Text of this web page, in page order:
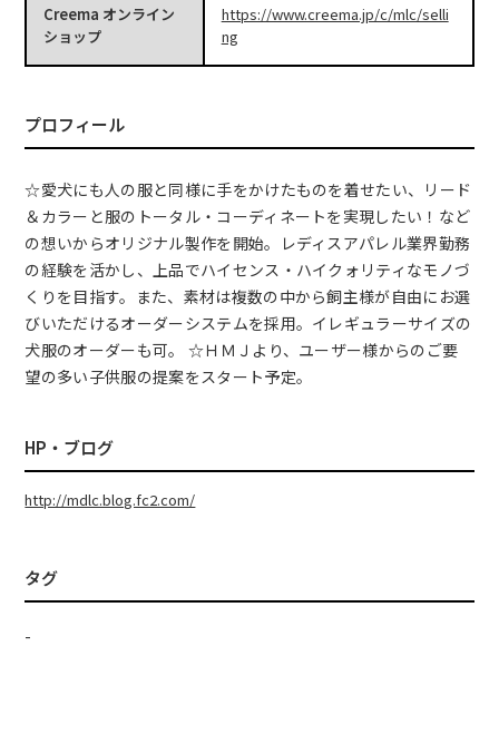
Creema オンライン
ショップ
https://www.creema.jp/c/mlc/selli
ng
プロフィール
☆愛犬にも人の服と同様に手をかけたものを着せたい、リード
＆カラーと服のトータル・コーディネートを実現したい！など
の想いからオリジナル製作を開始。レディスアパレル業界勤務
の経験を活かし、上品でハイセンス・ハイクォリティなモノづ
くりを目指す。また、素材は複数の中から飼主様が自由にお選
びいただけるオーダーシステムを採用。イレギュラーサイズの
犬服のオーダーも可。 ☆ＨＭＪより、ユーザー様からのご要
望の多い子供服の提案をスタート予定。
HP・ブログ
http://mdlc.blog.fc2.com/
タグ
-